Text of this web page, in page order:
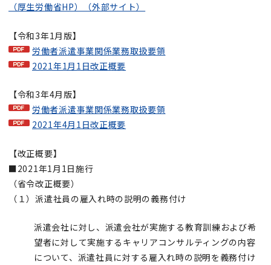
（厚生労働省HP）（外部サイト）
【令和3年1月版】
労働者派遣事業関係業務取扱要領
2021年1月1日改正概要
【令和3年4月版】
労働者派遣事業関係業務取扱要領
2021年4月1日改正概要
【改正概要】
■2021年1月1日施行
（省令改正概要）
（１）派遣社員の雇入れ時の説明の義務付け
派遣会社に対し、派遣会社が実施する教育訓練および希
望者に対して実施するキャリアコンサルティングの内容
について、派遣社員に対する雇入れ時の説明を義務付け